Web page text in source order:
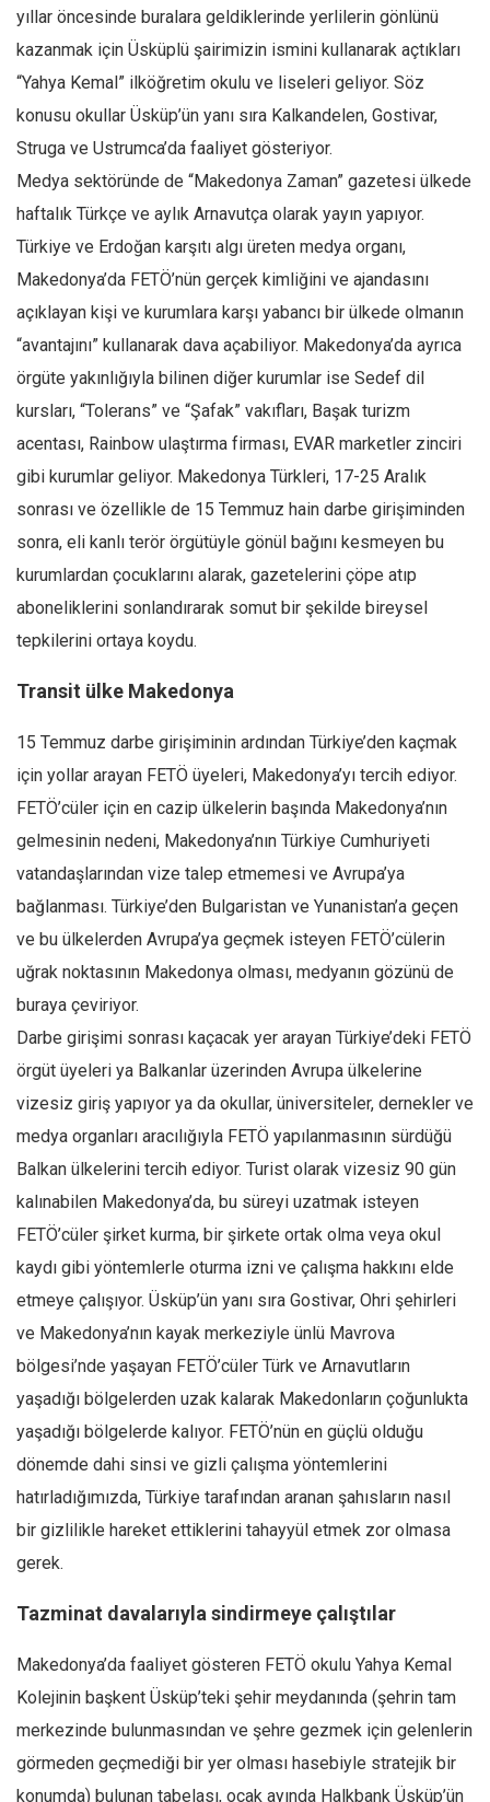
Gıda-Beslenme
Hayat
Türkiye
Siyaset
Dünya
Avrupa
Asya
İslam Dünyası
Amerika
Avustralya
Tarih
Düşünce
Dosyalar
yıllar öncesinde buralara geldiklerinde yerlilerin gönlünü
kazanmak için Üsküplü şairimizin ismini kullanarak açtıkları
“Yahya Kemal” ilköğretim okulu ve liseleri geliyor. Söz
konusu okullar Üsküp’ün yanı sıra Kalkandelen, Gostivar,
Struga ve Ustrumca’da faaliyet gösteriyor.
Medya sektöründe de “Makedonya Zaman” gazetesi ülkede
haftalık Türkçe ve aylık Arnavutça olarak yayın yapıyor.
Türkiye ve Erdoğan karşıtı algı üreten medya organı,
Makedonya’da FETÖ’nün gerçek kimliğini ve ajandasını
açıklayan kişi ve kurumlara karşı yabancı bir ülkede olmanın
“avantajını” kullanarak dava açabiliyor. Makedonya’da ayrıca
örgüte yakınlığıyla bilinen diğer kurumlar ise Sedef dil
kursları, “Tolerans” ve “Şafak” vakıfları, Başak turizm
acentası, Rainbow ulaştırma firması, EVAR marketler zinciri
gibi kurumlar geliyor. Makedonya Türkleri, 17-25 Aralık
sonrası ve özellikle de 15 Temmuz hain darbe girişiminden
sonra, eli kanlı terör örgütüyle gönül bağını kesmeyen bu
kurumlardan çocuklarını alarak, gazetelerini çöpe atıp
aboneliklerini sonlandırarak somut bir şekilde bireysel
tepkilerini ortaya koydu.
Transit ülke Makedonya
15 Temmuz darbe girişiminin ardından Türkiye’den kaçmak
için yollar arayan FETÖ üyeleri, Makedonya’yı tercih ediyor.
FETÖ’cüler için en cazip ülkelerin başında Makedonya’nın
gelmesinin nedeni, Makedonya’nın Türkiye Cumhuriyeti
vatandaşlarından vize talep etmemesi ve Avrupa’ya
bağlanması. Türkiye’den Bulgaristan ve Yunanistan’a geçen
ve bu ülkelerden Avrupa’ya geçmek isteyen FETÖ’cülerin
uğrak noktasının Makedonya olması, medyanın gözünü de
buraya çeviriyor.
Darbe girişimi sonrası kaçacak yer arayan Türkiye’deki FETÖ
örgüt üyeleri ya Balkanlar üzerinden Avrupa ülkelerine
vizesiz giriş yapıyor ya da okullar, üniversiteler, dernekler ve
medya organları aracılığıyla FETÖ yapılanmasının sürdüğü
Balkan ülkelerini tercih ediyor. Turist olarak vizesiz 90 gün
kalınabilen Makedonya’da, bu süreyi uzatmak isteyen
FETÖ’cüler şirket kurma, bir şirkete ortak olma veya okul
kaydı gibi yöntemlerle oturma izni ve çalışma hakkını elde
etmeye çalışıyor. Üsküp’ün yanı sıra Gostivar, Ohri şehirleri
ve Makedonya’nın kayak merkeziyle ünlü Mavrova
bölgesi’nde yaşayan FETÖ’cüler Türk ve Arnavutların
yaşadığı bölgelerden uzak kalarak Makedonların çoğunlukta
yaşadığı bölgelerde kalıyor. FETÖ’nün en güçlü olduğu
dönemde dahi sinsi ve gizli çalışma yöntemlerini
hatırladığımızda, Türkiye tarafından aranan şahısların nasıl
bir gizlilikle hareket ettiklerini tahayyül etmek zor olmasa
gerek.
Tazminat davalarıyla sindirmeye çalıştılar
Makedonya’da faaliyet gösteren FETÖ okulu Yahya Kemal
Kolejinin başkent Üsküp’teki şehir meydanında (şehrin tam
merkezinde bulunmasından ve şehre gezmek için gelenlerin
görmeden geçmediği bir yer olması hasebiyle stratejik bir
konumda) bulunan tabelası, ocak ayında Halkbank Üsküp’ün